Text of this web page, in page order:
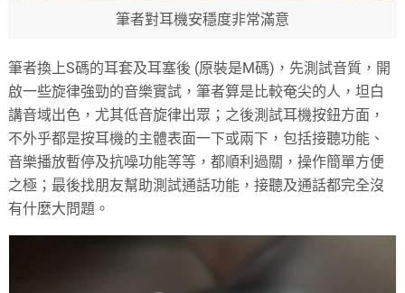
筆者對耳機安穩度非常滿意
筆者換上S碼的耳套及耳塞後 (原裝是M碼)，先測試音質，開
啟一些旋律強勁的音樂實試，筆者算是比較奄尖的人，坦白
講音域出色，尤其低音旋律出眾；之後測試耳機按鈕方面，
不外乎都是按耳機的主體表面一下或兩下，包括接聽功能、
音樂播放暫停及抗噪功能等等，都順利過關，操作簡單方便
之極；最後找朋友幫助測試通話功能，接聽及通話都完全沒
有什麼大問題。